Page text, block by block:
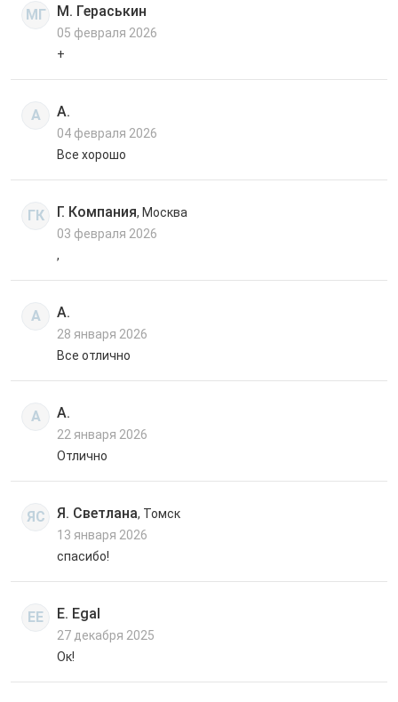
МГ М. Гераськин
05 февраля 2026
+
А А.
04 февраля 2026
Все хорошо
ГК Г. Компания, Москва
03 февраля 2026
,
А А.
28 января 2026
Все отлично
А А.
22 января 2026
Отлично
ЯС Я. Светлана, Томск
13 января 2026
спасибо!
EE E. Egal
27 декабря 2025
Ок!